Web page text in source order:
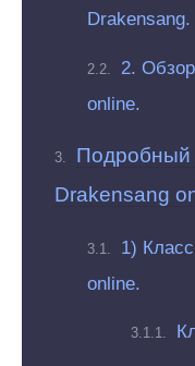
Drakensang.
2.
online.
Подробный
Drakensang
1)
online.